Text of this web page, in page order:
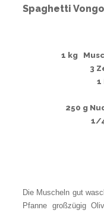
Spaghetti
1 kg
3
1
250 g
1/
Die Muscheln gut
Pfanne großzügig